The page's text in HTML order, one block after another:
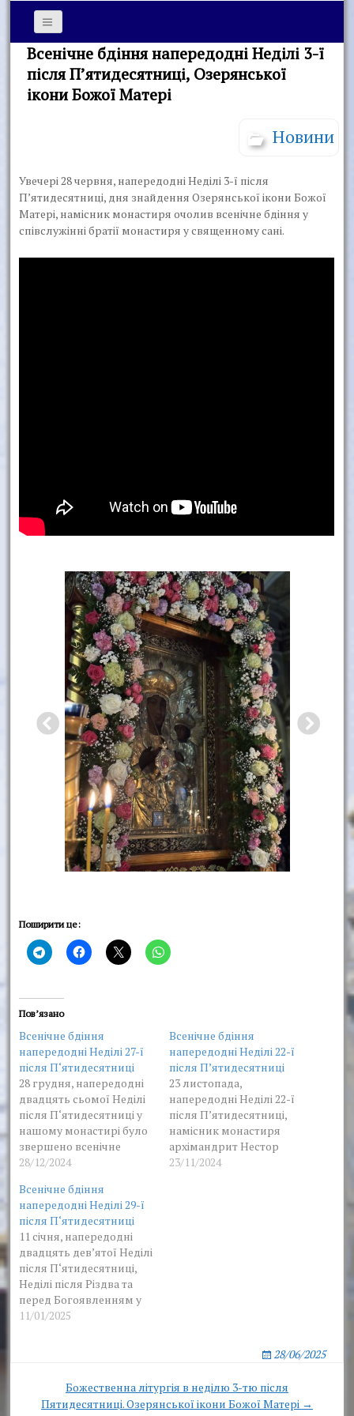
Всенічне бдіння напередодні Неділі 3-ї
після П’ятидесятниці, Озерянської
ікони Божої Матері
Новини
Увечері 28 червня, напередодні Неділі 3-ї після
П’ятидесятниці, дня знайдення Озерянської ікони Божої
Матері, намісник монастиря очолив всенічне бдіння у
співслужінні братії монастиря у священному сані.
Поширити це:
Пов’язано
Всенічне бдіння
напередодні Неділі 27-ї
після П‘ятидесятниці
28 грудня, напередодні
двадцять сьомої Неділі
після П‘ятидесятниці у
нашому монастирі було
звершено всенічне
бдіння у соборному
Озерянської ікони
Божої Матері.
28/12/2024
Всенічне бдіння
напередодні Неділі 22-ї
після Пʼятидесятниці
23 листопада,
напередодні Неділі 22-ї
після Пʼятидесятниці,
намісник монастиря
архімандрит Нестор
очолив всенічне бдіння
23/11/2024
Всенічне бдіння
напередодні Неділі 29-ї
після П‘ятидесятниці
11 січня, напередодні
двадцять девʼятої Неділі
після П‘ятидесятниці,
Неділі після Різдва та
перед Богоявленням у
нашому монастирі було
Божої Матері.
Богослужіння очолив
11/01/2025
28/06/2025
navigation
Божественна літургія в неділю 3-тю після
Пятидесятниці. Озерянської ікони Божої Матері →